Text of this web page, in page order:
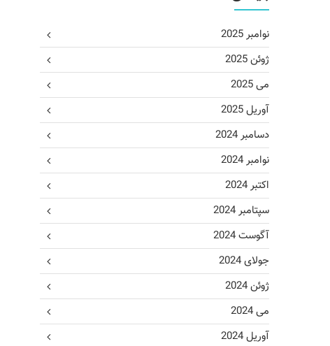
نوامبر 2025
ژوئن 2025
می 2025
آوریل 2025
دسامبر 2024
نوامبر 2024
اکتبر 2024
سپتامبر 2024
آگوست 2024
جولای 2024
ژوئن 2024
می 2024
آوریل 2024